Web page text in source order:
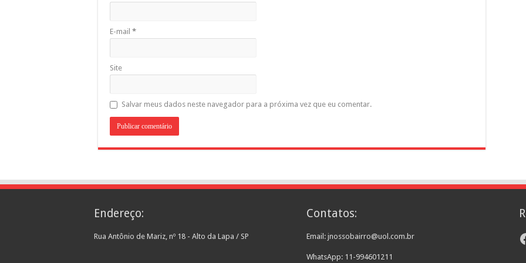
E-mail *
Site
Salvar meus dados neste navegador para a próxima vez que eu comentar.
Endereço:
Rua Antônio de Mariz, nº 18 - Alto da Lapa / SP
Contatos:
Email: jnossobairro@uol.com.br
WhatsApp: 11-994601211